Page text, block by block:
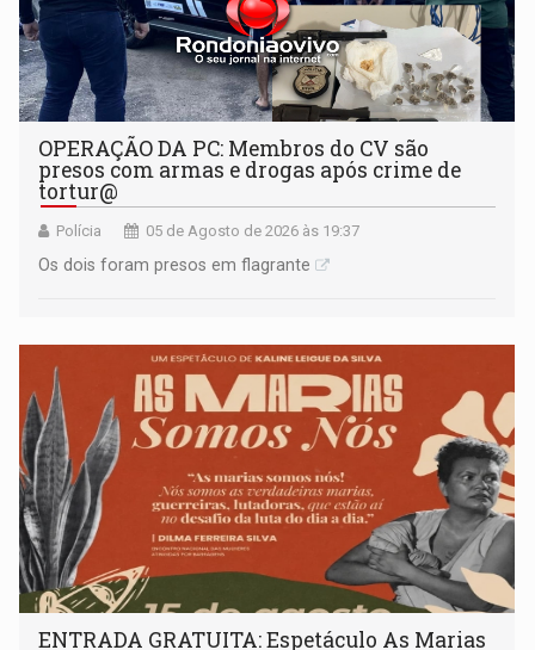
OPERAÇÃO DA PC: Membros do CV são
presos com armas e drogas após crime de
tortur@
Polícia 05 de Agosto de 2026 às 19:37
Os dois foram presos em flagrante
ENTRADA GRATUITA: Espetáculo As Marias